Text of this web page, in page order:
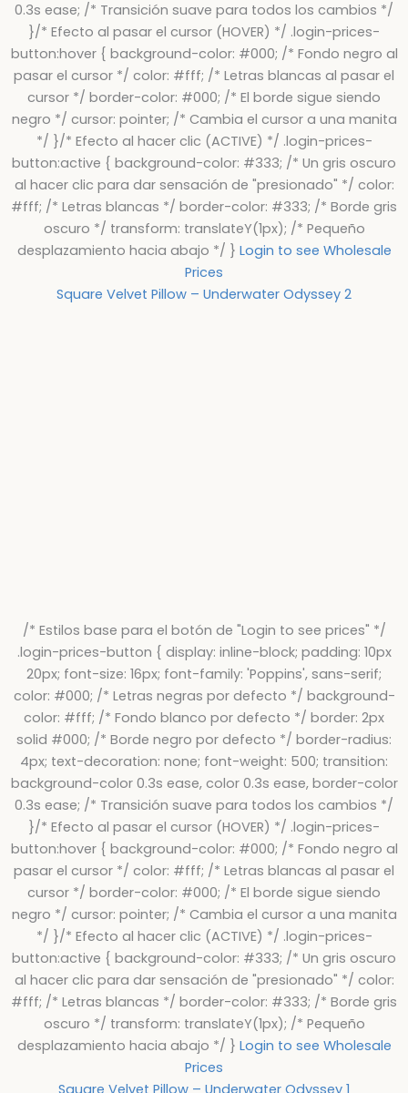
0.3s ease; /* Transición suave para todos los cambios */
}/* Efecto al pasar el cursor (HOVER) */ .login-prices-
button:hover { background-color: #000; /* Fondo negro al
pasar el cursor */ color: #fff; /* Letras blancas al pasar el
cursor */ border-color: #000; /* El borde sigue siendo
negro */ cursor: pointer; /* Cambia el cursor a una manita
*/ }/* Efecto al hacer clic (ACTIVE) */ .login-prices-
button:active { background-color: #333; /* Un gris oscuro
al hacer clic para dar sensación de "presionado" */ color:
#fff; /* Letras blancas */ border-color: #333; /* Borde gris
oscuro */ transform: translateY(1px); /* Pequeño
desplazamiento hacia abajo */ } Login to see Wholesale
Prices
Square Velvet Pillow – Underwater Odyssey 2
/* Estilos base para el botón de "Login to see prices" */
.login-prices-button { display: inline-block; padding: 10px
20px; font-size: 16px; font-family: 'Poppins', sans-serif;
color: #000; /* Letras negras por defecto */ background-
color: #fff; /* Fondo blanco por defecto */ border: 2px
solid #000; /* Borde negro por defecto */ border-radius:
4px; text-decoration: none; font-weight: 500; transition:
background-color 0.3s ease, color 0.3s ease, border-color
0.3s ease; /* Transición suave para todos los cambios */
}/* Efecto al pasar el cursor (HOVER) */ .login-prices-
button:hover { background-color: #000; /* Fondo negro al
pasar el cursor */ color: #fff; /* Letras blancas al pasar el
cursor */ border-color: #000; /* El borde sigue siendo
negro */ cursor: pointer; /* Cambia el cursor a una manita
*/ }/* Efecto al hacer clic (ACTIVE) */ .login-prices-
button:active { background-color: #333; /* Un gris oscuro
al hacer clic para dar sensación de "presionado" */ color:
#fff; /* Letras blancas */ border-color: #333; /* Borde gris
oscuro */ transform: translateY(1px); /* Pequeño
desplazamiento hacia abajo */ } Login to see Wholesale
Prices
Square Velvet Pillow – Underwater Odyssey 1